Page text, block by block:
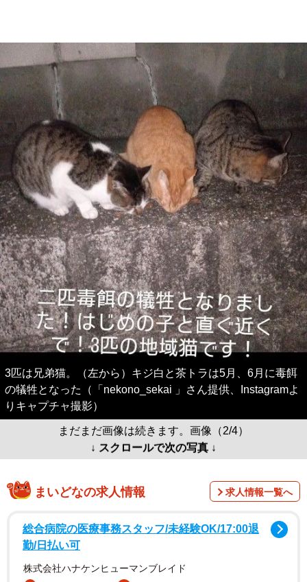
3匹は兄弟猫。（左から）キジ白と茶トラは5月、6月に毒餌
の犠牲となった（「nekono_sekai 」さん提供、Instagramよ
りキャプチャ撮影）
まだまだ画像は続きます。画像（2/4）
↓ スクロールで次の写真 ↓
まいどなの求人情報 求人情報一覧へ
総合病院の医療事務スタッフ/未経験OK/17:00退
勤/日払い可
株式会社ハナケンヒューマンブレイド